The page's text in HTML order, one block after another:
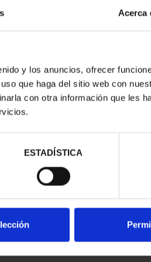
Acerca
y los anuncios, ofrecer
que haga del sitio web con
con otra información que les
ESTADÍSTICA
LEONI
OF THE
100